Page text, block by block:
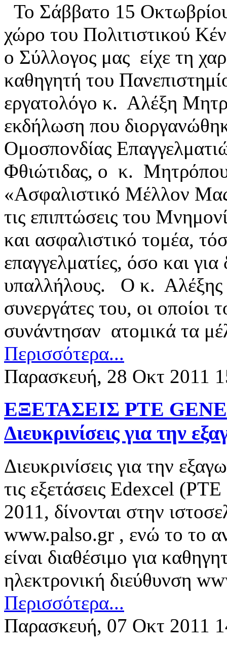
Το Σάββατο 15
χώρο του Πολιτιστικού
ο Σύλλογος μας είχε τη
καθηγητή του
εργατολόγο κ. Αλέξη
εκδήλωση που
Ομοσπονδίας
Φθιώτιδας, ο κ.
«Ασφαλιστικό Μέλλον
τις επιπτώσεις του
και ασφαλιστικό τομέα,
επαγγελματίες, όσο και
υπαλλήλους. Ο κ. Αλέξης
συνεργάτες του, οι οποίοι
συνάντησαν ατομικά τα
Περισσότερα...
Παρασκευή, 28 Οκτ 2011
ΕΞΕΤΑΣΕΙΣ PTE
Διευκρινίσεις για την
Διευκρινίσεις για την
τις εξετάσεις Edexcel
2011, δίνονται στην
www.palso.gr , ενώ το το
είναι διαθέσιμο για
ηλεκτρονική διεύθυνση
Περισσότερα...
Παρασκευή, 07 Οκτ 2011